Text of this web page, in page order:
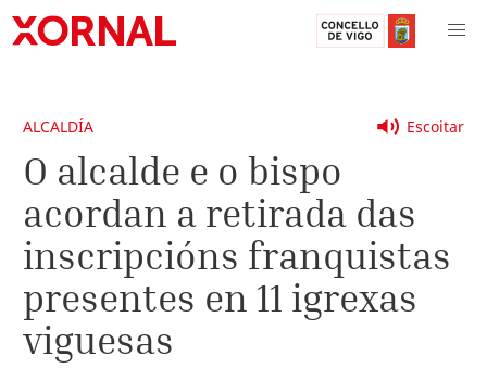
Escoitar
ALCALDÍA
O alcalde e o bispo
acordan a retirada das
inscripcións franquistas
presentes en 11 igrexas
viguesas